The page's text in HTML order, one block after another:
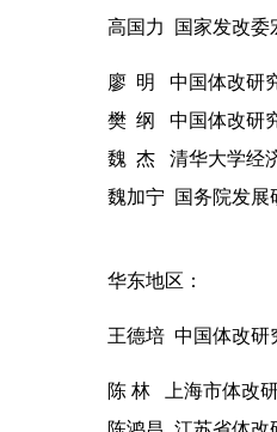
高国力
国家发改委
廖 明
中国体改研
樊 纲 中国体改研
魏 杰
清华大学经
魏加宁 国务院发展
华东地区：
王德培 中国体改研
陈 林
上海市体改